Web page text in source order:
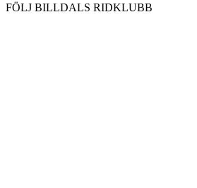
FÖLJ BILLDALS RIDKLUBB